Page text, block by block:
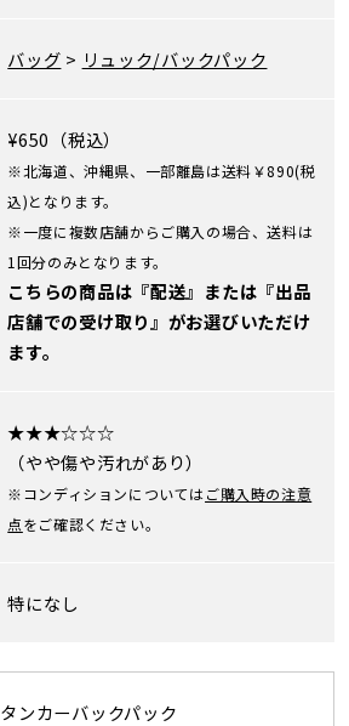
バッグ > リュック/バックパック
¥650（税込）
※北海道、沖縄県、一部離島は送料￥890(税
込)となります。
※一度に複数店舗からご購入の場合、送料は
1回分のみとなります。
こちらの商品は『配送』または『出品
店舗での受け取り』がお選びいただけ
ます。
★★★☆☆☆
（やや傷や汚れがあり）
※コンディションについてはご購入時の注意
点をご確認ください。
特になし
タンカーバックパック